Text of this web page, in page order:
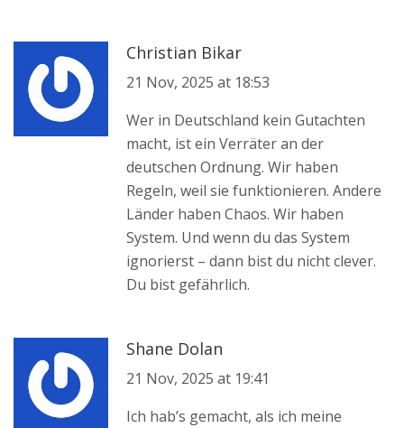
Christian Bikar
21 Nov, 2025 at 18:53
Wer in Deutschland kein Gutachten
macht, ist ein Verräter an der
deutschen Ordnung. Wir haben
Regeln, weil sie funktionieren. Andere
Länder haben Chaos. Wir haben
System. Und wenn du das System
ignorierst – dann bist du nicht clever.
Du bist gefährlich.
Shane Dolan
21 Nov, 2025 at 19:41
Ich hab’s gemacht, als ich meine